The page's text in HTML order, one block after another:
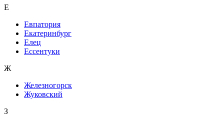
Е
Евпатория
Екатеринбург
Елец
Ессентуки
Ж
Железногорск
Жуковский
З